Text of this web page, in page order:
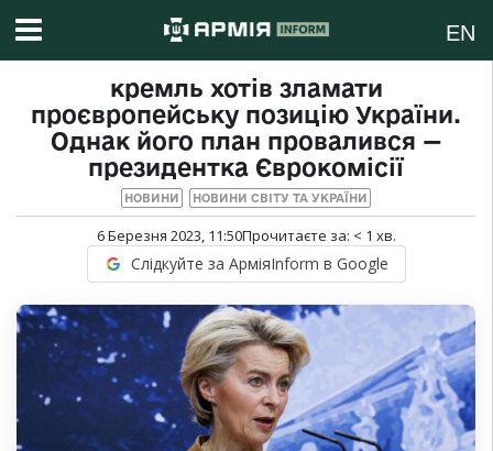
EN
кремль хотів зламати
проєвропейську позицію України.
Однак його план провалився —
президентка Єврокомісії
НОВИНИ НОВИНИ СВІТУ ТА УКРАЇНИ
6 Березня 2023, 11:50Прочитаєте за: < 1 хв.
Слідкуйте за АрміяInform в Google